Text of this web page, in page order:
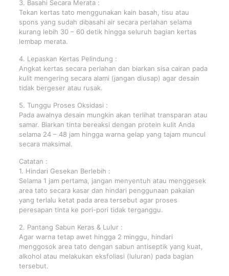
3. Basahi Secara Merata :
Tekan kertas tato menggunakan kain basah, tisu atau
spons yang sudah dibasahi air secara perlahan selama
kurang lebih 30 – 60 detik hingga seluruh bagian kertas
lembap merata.
4. Lepaskan Kertas Pelindung :
Angkat kertas secara perlahan dan biarkan sisa cairan pada
kulit mengering secara alami (jangan diusap) agar desain
tidak bergeser atau rusak.
5. Tunggu Proses Oksidasi :
Pada awalnya desain mungkin akan terlihat transparan atau
samar. Biarkan tinta bereaksi dengan protein kulit Anda
selama 24 – 48 jam hingga warna gelap yang tajam muncul
secara maksimal.
Catatan :
1. Hindari Gesekan Berlebih :
Selama 1 jam pertama, jangan menyentuh atau menggesek
area tato secara kasar dan hindari penggunaan pakaian
yang terlalu ketat pada area tersebut agar proses
peresapan tinta ke pori-pori tidak terganggu.
2. Pantang Sabun Keras & Lulur :
Agar warna tetap awet hingga 2 minggu, hindari
menggosok area tato dengan sabun antiseptik yang kuat,
alkohol atau melakukan eksfoliasi (luluran) pada bagian
tersebut.